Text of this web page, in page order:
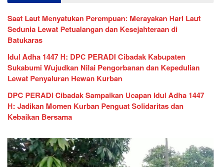
Saat Laut Menyatukan Perempuan: Merayakan Hari Laut
Sedunia Lewat Petualangan dan Kesejahteraan di
Batukaras
Idul Adha 1447 H: DPC PERADI Cibadak Kabupaten
Sukabumi Wujudkan Nilai Pengorbanan dan Kepedulian
Lewat Penyaluran Hewan Kurban
DPC PERADI Cibadak Sampaikan Ucapan Idul Adha 1447
H: Jadikan Momen Kurban Penguat Solidaritas dan
Kebaikan Bersama